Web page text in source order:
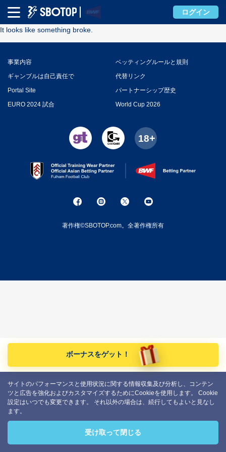
ログイン
Error
It looks like something broke.
事業内容
ベッティングルールと規則
ギャンブルは自己責任で
代替リンク
Portal Site
パートナーシップ歴史
EURO 2024 試合
World Cup 2026
著作権©SBOTOP.com。全著作権所有
ボーナスをゲット！
サイトのパフォーマンスと使用状況に関する情報収集及び分析し、コンテン
ツと広告を強化およびカスタマイズするためにCookieを使用します。 Cookie
設定はいつでも変更できます。 それ以外の場合は、続行してもよいと見なし
ます。
受け取って閉じる